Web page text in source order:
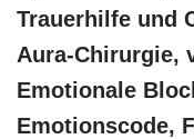
Trauerhilfe und
Aura-Chirurgie,
Emotionale
Emotionscode,